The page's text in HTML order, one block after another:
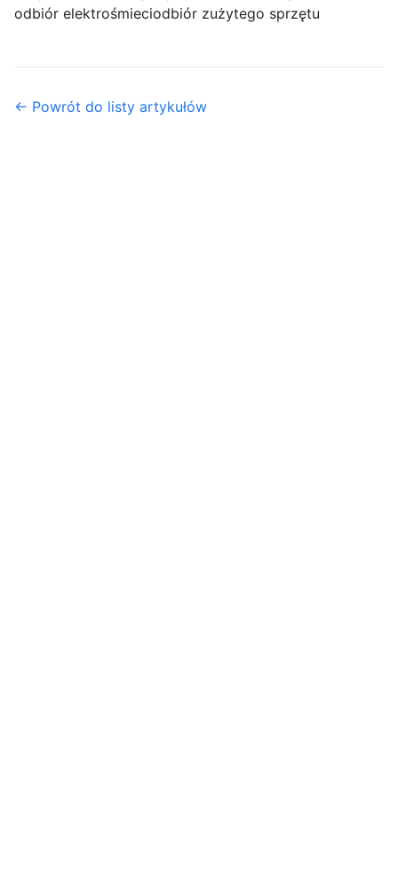
odbiór elektrośmieciodbiór zużytego sprzętu
← Powrót do listy artykułów